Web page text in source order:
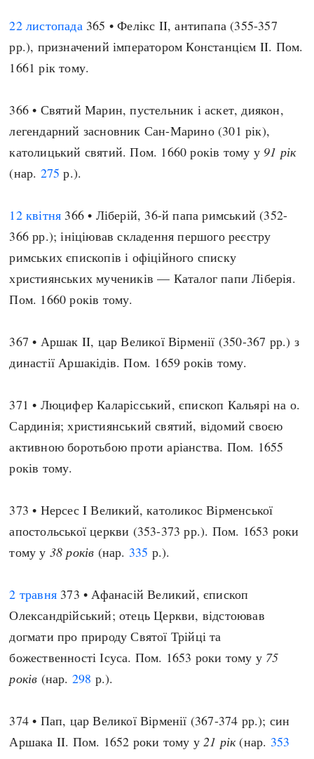
22 листопада365 • Фелікс II, антипапа (355-357
рр.), призначений імператором Констанцієм II. Пом.
1661 рік тому.
366 • Святий Марин, пустельник і аскет, диякон,
легендарний засновник Сан-Марино (301 рік),
католицький святий. Пом. 1660 років тому у91 рік
(нар. 275 р.).
12 квітня 366 • Ліберій, 36-й папа римський (352-
366 рр.); ініціював складення першого реєстру
римських єпископів і офіційного списку
християнських мучеників — Каталог папи Ліберія.
Пом. 1660 років тому.
367 • Аршак II, цар Великої Вірменії (350-367 рр.) з
династії Аршакідів. Пом. 1659 років тому.
371 • Люцифер Каларісський, єпископ Кальярі на о.
Сардинія; християнський святий, відомий своєю
активною боротьбою проти аріанства. Пом. 1655
років тому.
373 • Нерсес I Великий, католикос Вірменської
апостольської церкви (353-373 рр.). Пом. 1653 роки
тому у 38 років (нар. 335 р.).
2 травня 373 • Афанасій Великий, єпископ
Олександрійський; отець Церкви, відстоював
догмати про природу Святої Трійці та
божественності Ісуса. Пом. 1653 роки тому у 75
років (нар. 298 р.).
374 • Пап, цар Великої Вірменії (367-374 рр.); син
Аршака II. Пом. 1652 роки тому у21 рік(нар. 353